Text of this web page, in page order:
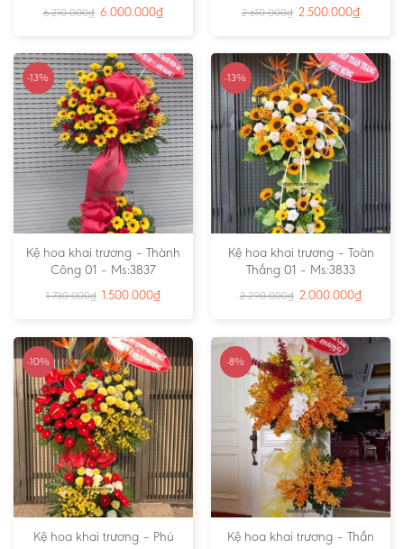
6.210.000₫ 6.000.000₫ 2.610.000₫ 2.500.000₫
-13%
Kệ hoa khai trương – Thành
Công 01 – Ms:3837
1.730.000₫ 1.500.000₫
-13%
Kệ hoa khai trương – Toàn
Thắng 01 – Ms:3833
2.290.000₫ 2.000.000₫
-10%
Kệ hoa khai trương – Phú
-8%
Kệ hoa khai trương – Thần